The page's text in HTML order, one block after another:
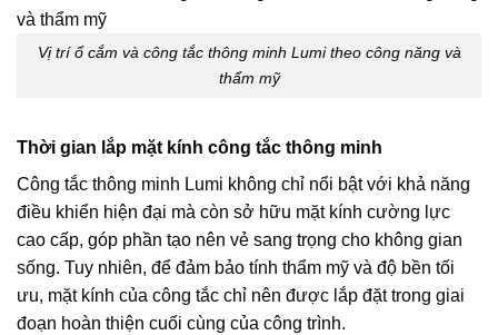
Vị trí ổ cắm và công tắc thông minh Lumi theo công năng và
thẩm mỹ
Thời gian lắp mặt kính công tắc thông minh
Công tắc thông minh Lumi không chỉ nổi bật với khả năng
điều khiển hiện đại mà còn sở hữu mặt kính cường lực
cao cấp, góp phần tạo nên vẻ sang trọng cho không gian
sống. Tuy nhiên, để đảm bảo tính thẩm mỹ và độ bền tối
ưu, mặt kính của công tắc chỉ nên được lắp đặt trong giai
đoạn hoàn thiện cuối cùng của công trình.